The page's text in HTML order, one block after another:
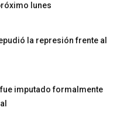
lunes
la represión frente al
imputado formalmente